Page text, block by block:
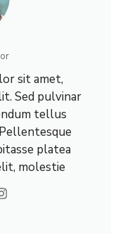
sit amet,
Sed pulvinar
tellus
platea
molestie